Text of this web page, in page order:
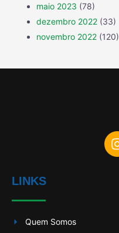
maio 2023 (78)
dezembro 2022 (33)
novembro 2022 (120)
LINKS
Quem Somos